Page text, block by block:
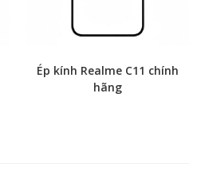
Ép kính Realme C11 chính
hãng